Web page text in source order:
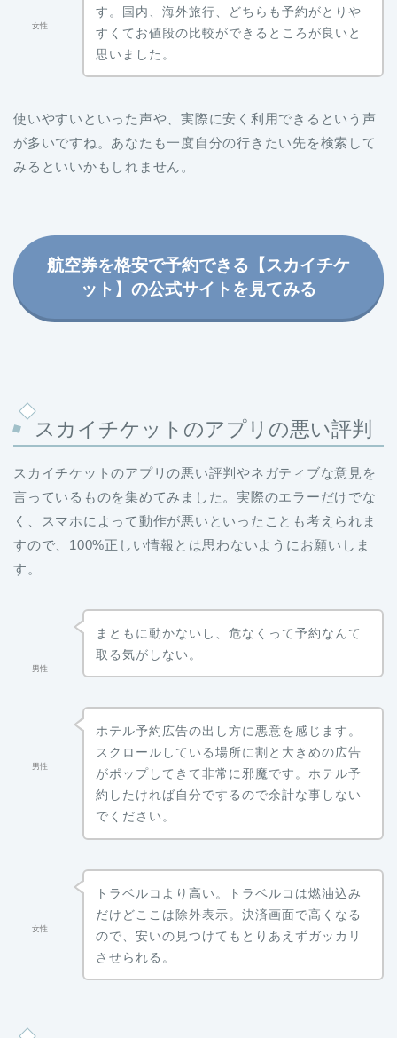
女性
す。国内、海外旅行、どちらも予約がとりや
すくてお値段の比較ができるところが良いと
思いました。
使いやすいといった声や、実際に安く利用できるという声
が多いですね。あなたも一度自分の行きたい先を検索して
みるといいかもしれません。
航空券を格安で予約できる【スカイチケ
ット】の公式サイトを見てみる
スカイチケットのアプリの悪い評判
スカイチケットのアプリの悪い評判やネガティブな意見を
言っているものを集めてみました。実際のエラーだけでな
く、スマホによって動作が悪いといったことも考えられま
すので、100%正しい情報とは思わないようにお願いしま
す。
男性
まともに動かないし、危なくって予約なんて
取る気がしない。
男性
ホテル予約広告の出し方に悪意を感じます。
スクロールしている場所に割と大きめの広告
がポップしてきて非常に邪魔です。ホテル予
約したければ自分でするので余計な事しない
でください。
女性
トラベルコより高い。トラベルコは燃油込み
だけどここは除外表示。決済画面で高くなる
ので、安いの見つけてもとりあえずガッカリ
させられる。